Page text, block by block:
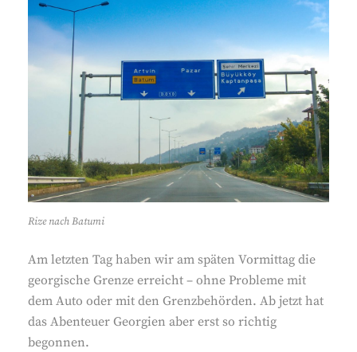
Rize nach Batumi
Am letzten Tag haben wir am späten Vormittag die
georgische Grenze erreicht – ohne Probleme mit
dem Auto oder mit den Grenzbehörden. Ab jetzt hat
das Abenteuer Georgien aber erst so richtig
begonnen.